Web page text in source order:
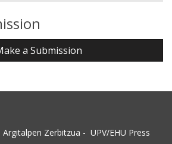
a Submission
Zerbitzua - UPV/EHU Press